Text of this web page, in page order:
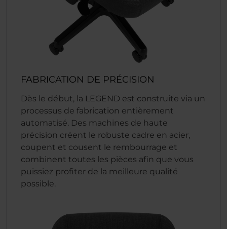
FABRICATION DE PRÉCISION
Dès le début, la LEGEND est construite via un
processus de fabrication entièrement
automatisé. Des machines de haute
précision créent le robuste cadre en acier,
coupent et cousent le rembourrage et
combinent toutes les pièces afin que vous
puissiez profiter de la meilleure qualité
possible.